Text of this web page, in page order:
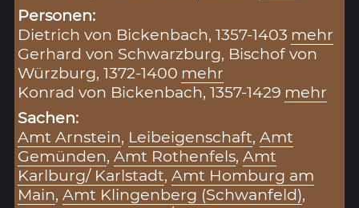
Personen:
Dietrich von Bickenbach, 1357-1403 mehr
Gerhard von Schwarzburg, Bischof von
Würzburg, 1372-1400 mehr
Konrad von Bickenbach, 1357-1429 mehr
Sachen:
Amt Arnstein, Leibeigenschaft,Amt
Gemünden,Amt Rothenfels,Amt
Karlburg/ Karlstadt,Amt Homburg am
Main,Amt Klingenberg (Schwanfeld),